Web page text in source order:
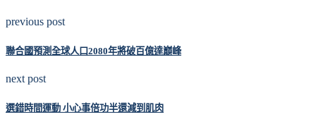
previous post
聯合國預測全球人口2080年將破百億達巔峰
next post
選錯時間運動 小心事倍功半還減到肌肉